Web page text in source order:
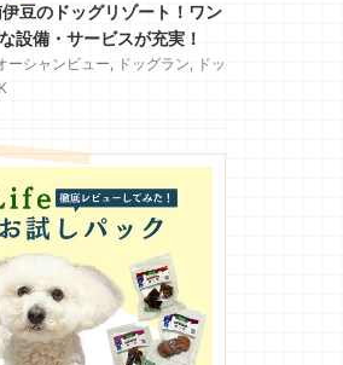
豆のドッグリゾート！ワン
設備・サービスが充実！
ーシャンビュー,ドッグラン,ドッ